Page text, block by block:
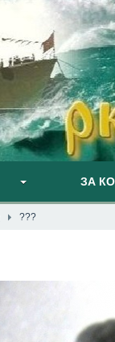
ЗА
???